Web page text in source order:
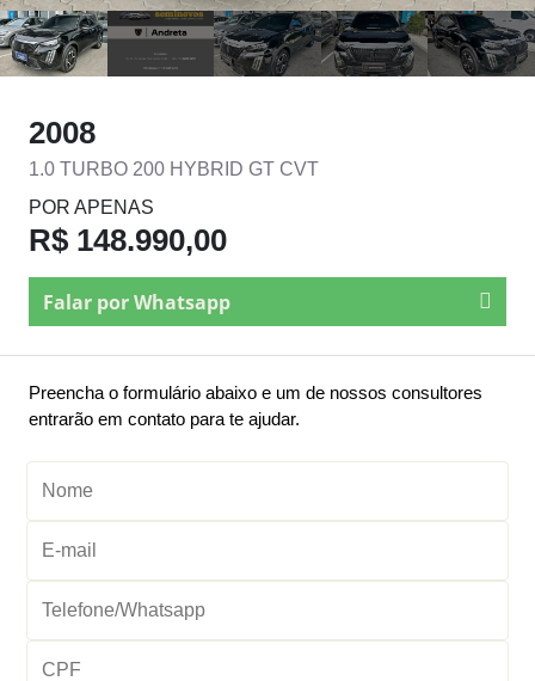
2008
1.0 TURBO 200 HYBRID GT CVT
POR APENAS
R$ 148.990,00
Falar por Whatsapp
Preencha o formulário abaixo e um de nossos consultores
entrarão em contato para te ajudar.